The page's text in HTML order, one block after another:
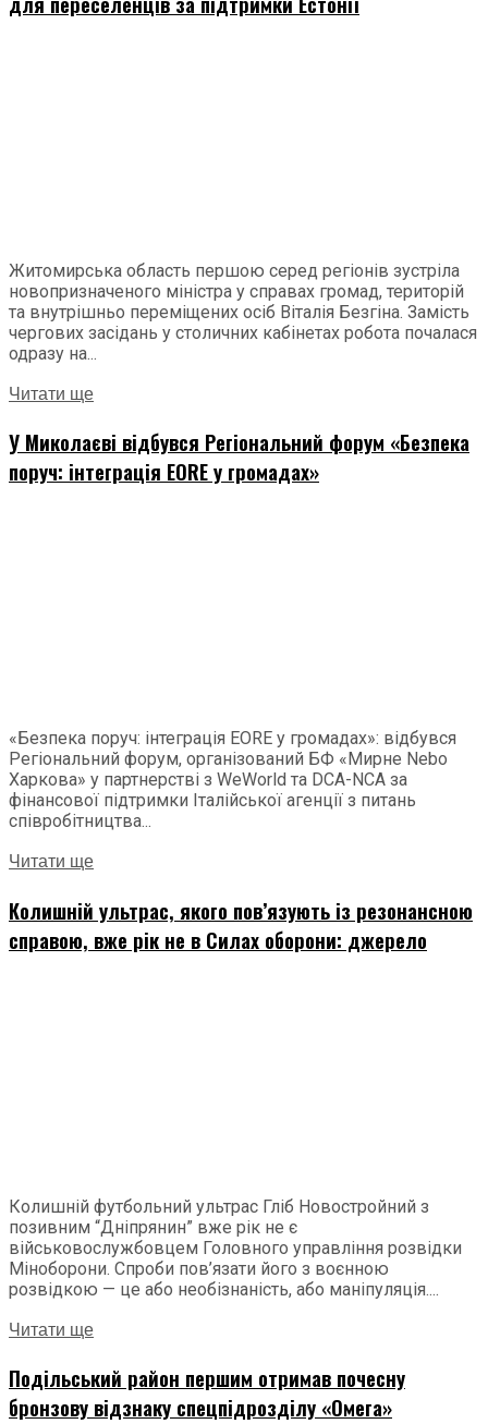
Житомирська область першою серед регіонів зустріла
новопризначеного міністра у справах громад, територій
та внутрішньо переміщених осіб Віталія Безгіна. Замість
чергових засідань у столичних кабінетах робота почалася
одразу на...
Читати ще
У Миколаєві відбувся Регіональний форум «Безпека
поруч: інтеграція EORE у громадах»
«Безпека поруч: інтеграція EORE у громадах»: відбувся
Регіональний форум, організований БФ «Мирне Nebo
Харкова» у партнерстві з WeWorld та DCA-NCA за
фінансової підтримки Італійської агенції з питань
співробітництва...
Читати ще
Колишній ультрас, якого пов’язують із резонансною
справою, вже рік не в Силах оборони: джерело
Колишній футбольний ультрас Гліб Новостройний з
позивним “Дніпрянин” вже рік не є
військовослужбовцем Головного управління розвідки
Міноборони. Спроби пов’язати його з воєнною
розвідкою — це або необізнаність, або маніпуляція....
Читати ще
Подільський район першим отримав почесну
бронзову відзнаку спецпідрозділу «Омега»